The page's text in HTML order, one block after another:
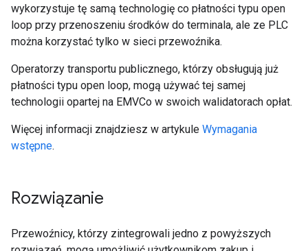
wykorzystuje tę samą technologię co płatności typu open
loop przy przenoszeniu środków do terminala, ale ze PLC
można korzystać tylko w sieci przewoźnika.
Operatorzy transportu publicznego, którzy obsługują już
płatności typu open loop, mogą używać tej samej
technologii opartej na EMVCo w swoich walidatorach opłat.
Więcej informacji znajdziesz w artykule Wymagania
wstępne.
Rozwiązanie
Przewoźnicy, którzy zintegrowali jedno z powyższych